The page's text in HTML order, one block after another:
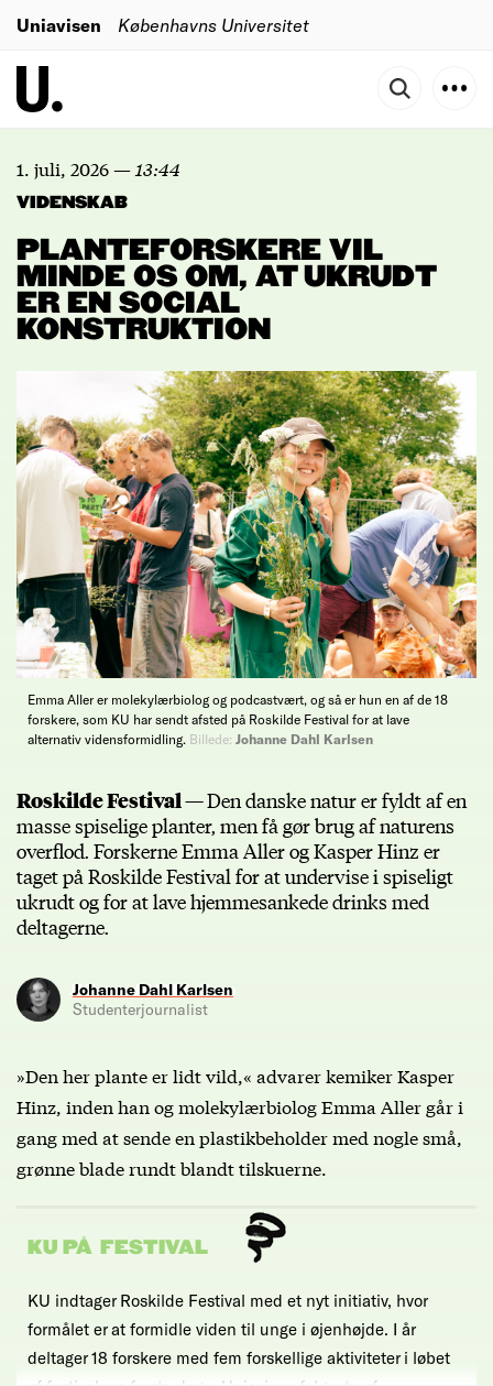
Uniavisen Københavns Universitet
1. juli, 2026— 13:44
VIDENSKAB
PLANTEFORSKERE VIL
MINDE OS OM, AT UKRUDT
ER EN SOCIAL
KONSTRUKTION
Emma Aller er molekylærbiolog og podcastvært, og så er hun en af de 18
forskere, som KU har sendt afsted på Roskilde Festival for at lave
alternativ vidensformidling. Billede: Johanne Dahl Karlsen
Roskilde Festival —Den danske natur er fyldt af en
masse spiselige planter, men få gør brug af naturens
overflod. Forskerne Emma Aller og Kasper Hinz er
taget på Roskilde Festival for at undervise i spiseligt
ukrudt og for at lave hjemmesankede drinks med
deltagerne.
Johanne Dahl Karlsen
Studenterjournalist
»Den her plante er lidt vild,« advarer kemiker Kasper
Hinz, inden han og molekylærbiolog Emma Aller går i
gang med at sende en plastikbeholder med nogle små,
grønne blade rundt blandt tilskuerne.
KU PÅ FESTIVAL
KU indtager Roskilde Festival med et nyt initiativ, hvor
formålet er at formidle viden til unge i øjenhøjde. I år
deltager 18 forskere med fem forskellige aktiviteter i løbet